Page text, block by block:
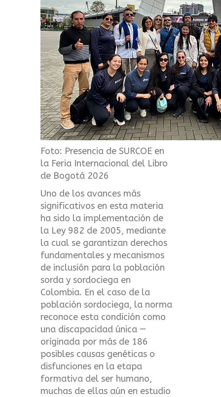
Foto: Presencia de SURCOE en
la Feria Internacional del Libro
de Bogotá 2026
Uno de los avances más
significativos en esta materia
ha sido la implementación de
la Ley 982 de 2005, mediante
la cual se garantizan derechos
fundamentales y mecanismos
de inclusión para la población
sorda y sordociega en
Colombia. En el caso de la
población sordociega, la norma
reconoce esta condición como
una discapacidad única —
originada por más de 186
posibles causas genéticas o
disfunciones en la etapa
formativa del ser humano,
muchas de ellas aún en estudio